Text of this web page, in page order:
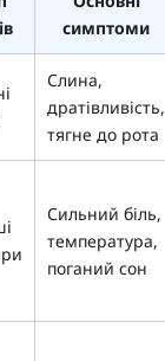
симптоми
Слина,
дратівливість,
тягне до рота
Сильний біль,
температура,
поганий сон